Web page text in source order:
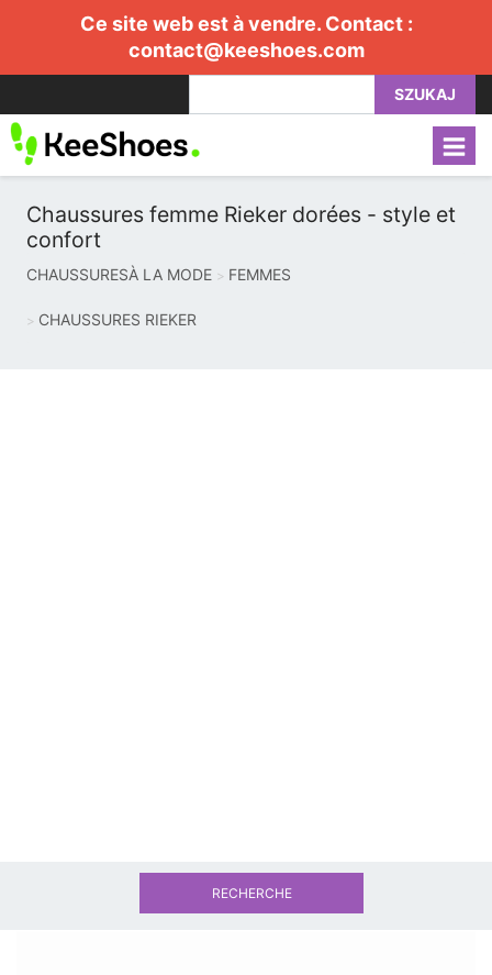
Ce site web est à vendre. Contact :
contact@keeshoes.com
SZUKAJ
Chaussures femme Rieker dorées - style et
confort
CHAUSSURESÀ LA MODE FEMMES
CHAUSSURES RIEKER
RECHERCHE